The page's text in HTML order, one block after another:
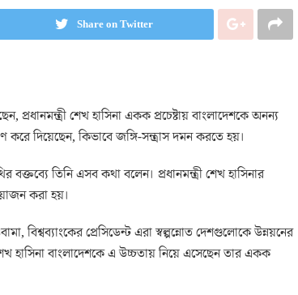
Share on Twitter
শেখ হাসিনা একক প্রচেষ্টায় বাংলাদেশকে অনন্য
করে দিয়েছেন, কিভাবে জঙ্গি-সন্ত্রাস দমন করতে হয়।
তিনি এসব কথা বলেন। প্রধানমন্ত্রী শেখ হাসিনার
করা হয়।
বিশ্বব্যাংকের প্রেসিডেন্ট এরা স্বল্পন্নোত দেশগুলোকে উন্নয়নের
হাসিনা বাংলাদেশকে এ উচ্চতায় নিয়ে এসেছেন তার একক